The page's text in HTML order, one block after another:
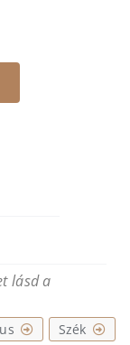
lásd a
Szék